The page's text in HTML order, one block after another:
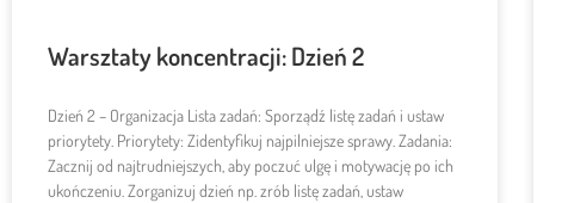
Warsztaty koncentracji: Dzień 2
Dzień 2 – Organizacja Lista zadań: Sporządź listę zadań i ustaw
priorytety. Priorytety: Zidentyfikuj najpilniejsze sprawy. Zadania:
Zacznij od najtrudniejszych, aby poczuć ulgę i motywację po ich
ukończeniu. Zorganizuj dzień np. zrób listę zadań, ustaw